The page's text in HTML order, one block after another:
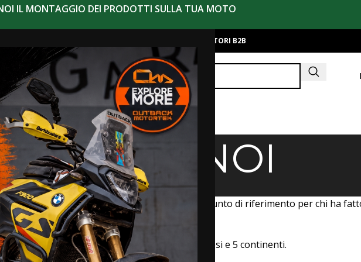
IL MONTAGGIO DEI PRODOTTI SULLA TUA MOTO
RIVENDITORI B2B
TUA MOTO
CON NOI
Home>LAVORA CON NOI
motoviaggiatore, ma anche e soprattutto un punto di riferimento per chi ha
800.000 km in solitaria attraverso 80 paesi e 5 continenti.